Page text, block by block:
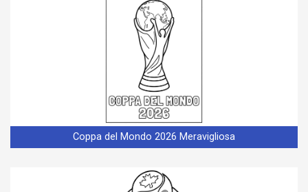
Coppa del Mondo 2026 Meravigliosa